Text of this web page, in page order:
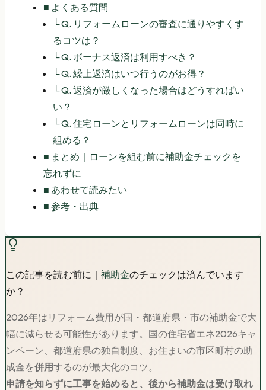
■ よくある質問
└Q. リフォームローンの審査に通りやすくす
るコツは？
└Q. ボーナス返済は利用すべき？
└Q. 繰上返済はいつ行うのがお得？
└Q. 返済が厳しくなった場合はどうすればい
い？
└Q. 住宅ローンとリフォームローンは同時に
組める？
■ まとめ｜ローンを組む前に補助金チェックを
忘れずに
■ あわせて読みたい
■ 参考・出典
この記事を読む前に｜ 補助金のチェックは済んでいます
か？
2026年はリフォーム費用が国・都道府県・市の補助金で大
幅に減らせる可能性があります。 国の住宅省エネ2026キャ
ンペーン、都道府県の独自制度、お住まいの市区町村の助
成金を併用するのが最大化のコツ。
申請を知らずに工事を始めると、後から補助金は受け取れ